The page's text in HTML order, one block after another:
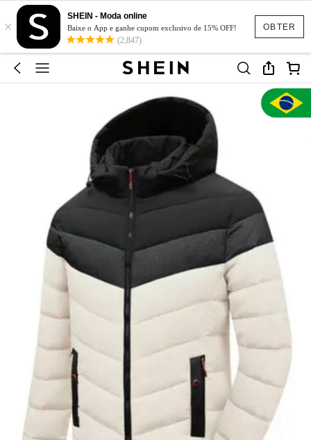
OBTER
×
SHEIN - Moda online
Baixe o App e ganhe cupom exclusivo de 15% OFF!
(2,847)